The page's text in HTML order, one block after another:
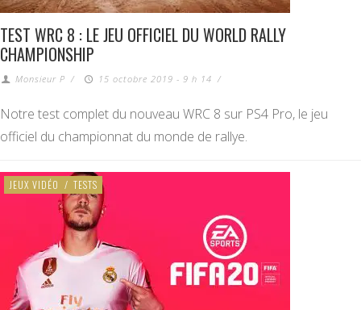
TEST WRC 8 : LE JEU OFFICIEL DU WORLD RALLY
CHAMPIONSHIP
Monsieur P / 15 octobre 2019 - 9 h 14 /
Notre test complet du nouveau WRC 8 sur PS4 Pro, le jeu
officiel du championnat du monde de rallye.
JEUX VIDÉO / TESTS